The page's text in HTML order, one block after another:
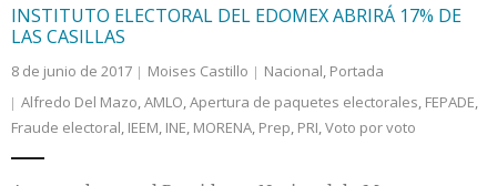
INSTITUTO ELECTORAL DEL EDOMEX ABRIRÁ 17% DE
LAS CASILLAS
8 de junio de 2017 Moises Castillo Nacional, Portada
Alfredo Del Mazo,AMLO,Apertura de paquetes electorales, FEPADE,
Fraude electoral, IEEM, INE, MORENA, Prep, PRI,Voto por voto